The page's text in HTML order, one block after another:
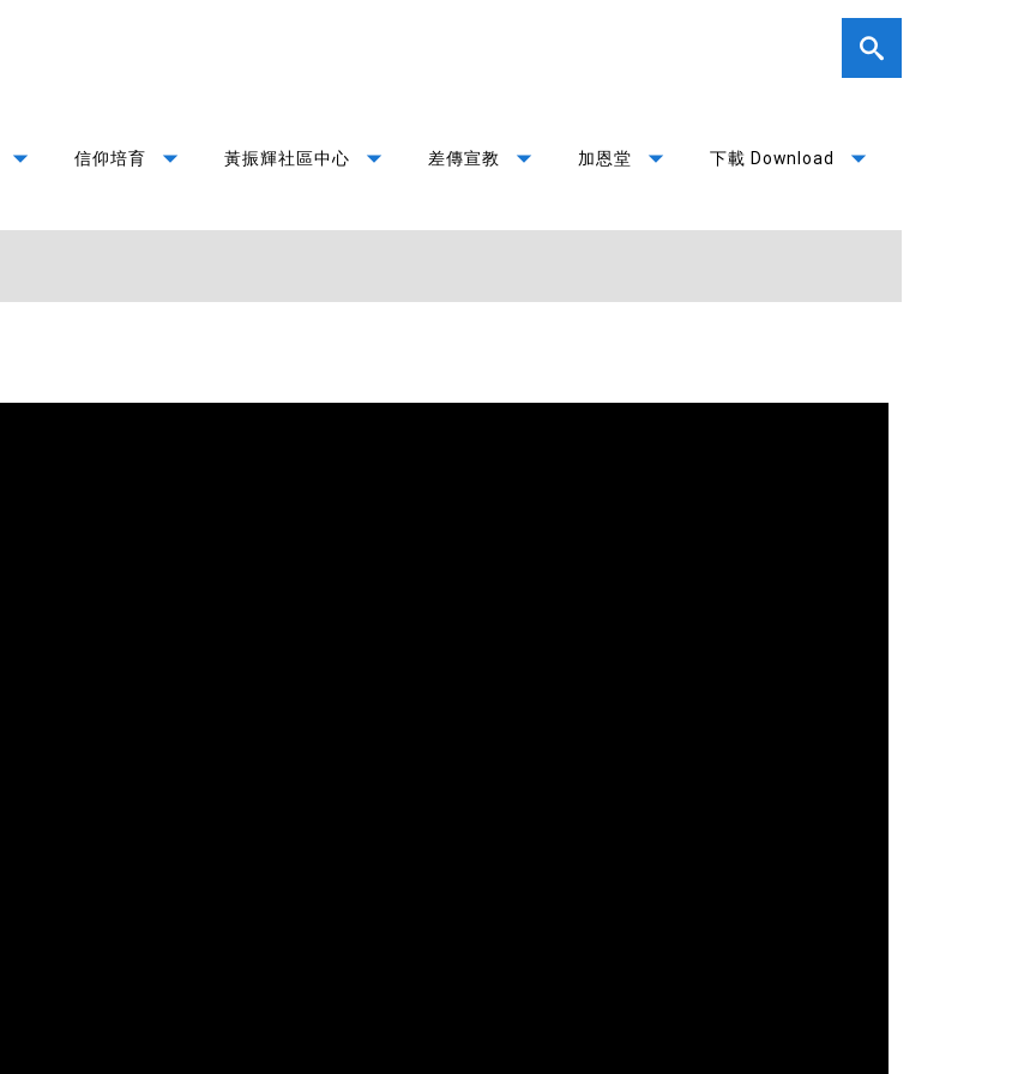
arrow_drop_down 信仰培育 arrow_drop_down 黃振輝社區中心 arrow_drop_down 差傳宣教 arrow_drop_down 加恩堂 arrow_drop_down 下載 Download arrow_drop_down